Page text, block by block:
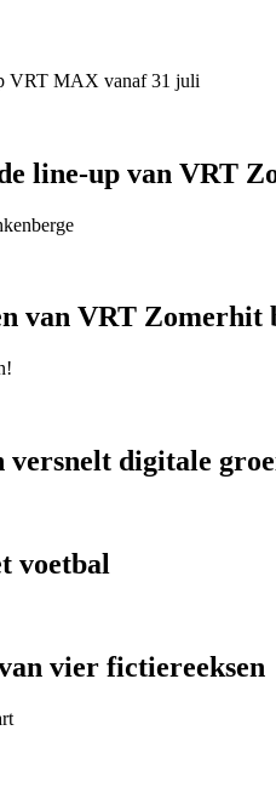
VRT MAX vanaf 31 juli
line-up van VRT
van VRT Zomerhit
digitale
voetbal
vier fictiereeksen